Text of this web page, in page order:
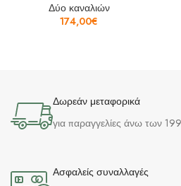
Δύο καναλιών
174,00€
Δωρεάν μεταφορικά
για παραγγελίες άνω των
Ασφαλείς συναλλαγές